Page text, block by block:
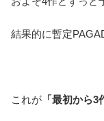
結果的に暫定
これが 「最初から